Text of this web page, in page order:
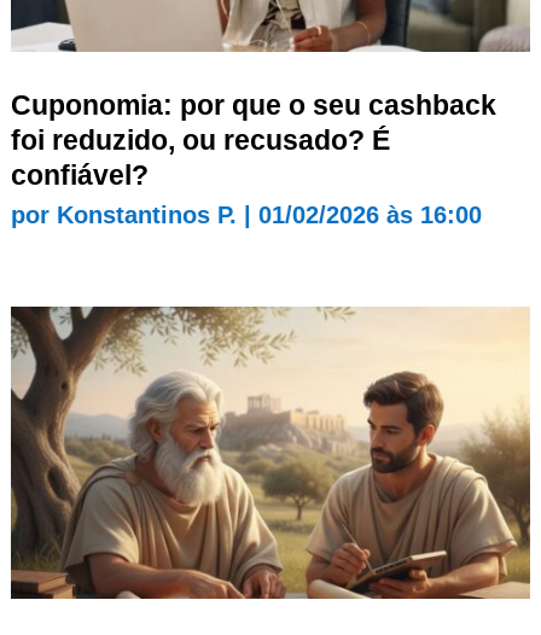
Cuponomia: por que o seu cashback
foi reduzido, ou recusado? É
confiável?
por Konstantinos P. 01/02/2026 às 16:00